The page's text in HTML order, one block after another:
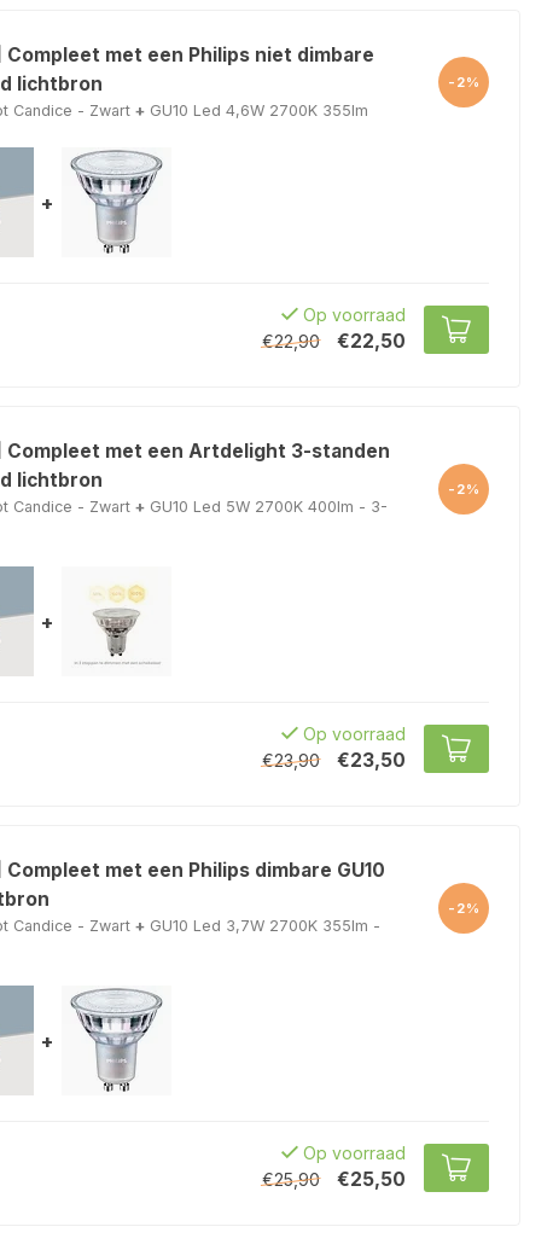
Compleet met een Philips niet dimbare
lichtbron
Candice - Zwart + GU10 Led 4,6W 2700K 355lm
-2%
+
Op voorraad
€22,90
€22,50
Compleet met een Artdelight 3-standen
lichtbron
Candice - Zwart + GU10 Led 5W 2700K 400lm - 3-
-2%
+
Op voorraad
€23,90
€23,50
Compleet met een Philips dimbare GU10
Candice - Zwart + GU10 Led 3,7W 2700K 355lm -
-2%
+
Op voorraad
€25,90
€25,50